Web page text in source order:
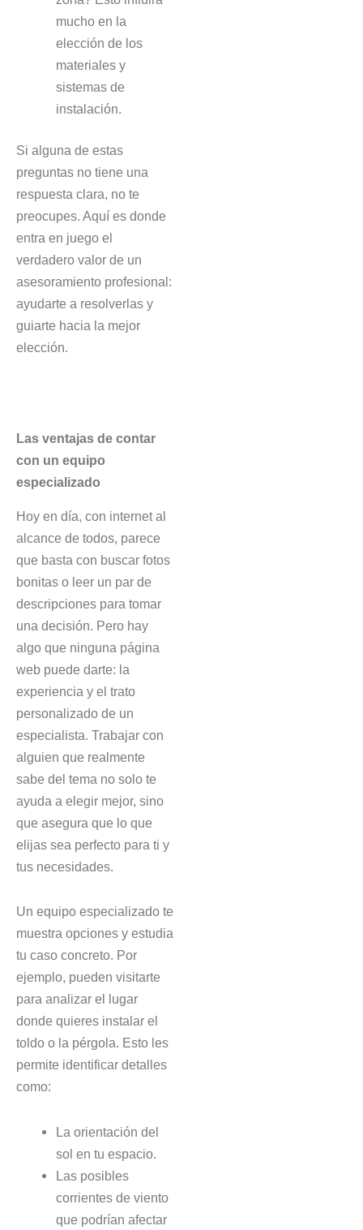
mucho en la
elección de los
materiales y
sistemas de
instalación.
Si alguna de estas
preguntas no tiene una
respuesta clara, no te
preocupes. Aquí es donde
entra en juego el
verdadero valor de un
asesoramiento profesional:
ayudarte a resolverlas y
guiarte hacia la mejor
elección.
Las ventajas de contar
con un equipo
especializado
Hoy en día, con internet al
alcance de todos, parece
que basta con buscar fotos
bonitas o leer un par de
descripciones para tomar
una decisión. Pero hay
algo que ninguna página
web puede darte: la
experiencia y el trato
personalizado de un
especialista. Trabajar con
alguien que realmente
sabe del tema no solo te
ayuda a elegir mejor, sino
que asegura que lo que
elijas sea perfecto para ti y
tus necesidades.
Un equipo especializado te
muestra opciones y estudia
tu caso concreto. Por
ejemplo, pueden visitarte
para analizar el lugar
donde quieres instalar el
toldo o la pérgola. Esto les
permite identificar detalles
como:
La orientación del
sol en tu espacio.
Las posibles
corrientes de viento
que podrían afectar